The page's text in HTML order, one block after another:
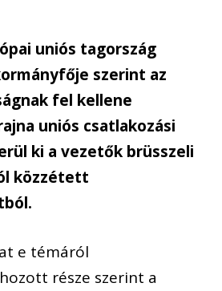
uniós tagország
szerint az
fel kellene
uniós csatlakozási
ki a vezetők brüsszeli
közzétett
e témáról
része szerint a